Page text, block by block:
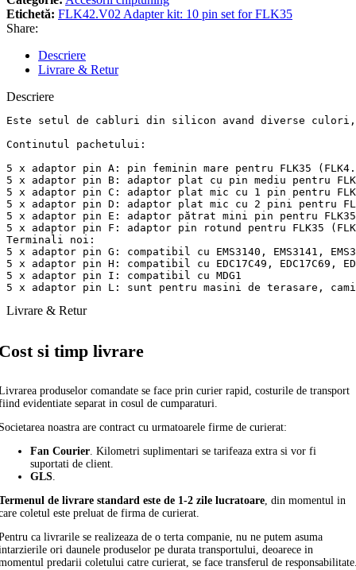
Etichetă: FLK42.V02 Adapter kit: 10 pin set for FLK35
Share:
Descriere
Livrare & Retur
Descriere
Este setul de cabluri din silicon avand diverse culori,
Continutul pachetului:
5 x adaptor pin A: pin feminin mare pentru FLK35
5 x adaptor pin B: adaptor plat cu pin mediu pentru
5 x adaptor pin C: adaptor plat mic cu 1 pin pentru
5 x adaptor pin D: adaptor plat mic cu 2 pini pentru
5 x adaptor pin E: adaptor pătrat mini pin pentru FLK35
5 x adaptor pin F: adaptor pin rotund pentru FLK35
Terminali noi:
5 x adaptor pin G: compatibil cu EMS3140, EMS3141,
5 x adaptor pin H: compatibil cu EDC17C49, EDC17C69,
5 x adaptor pin I: compatibil cu MDG1
Livrare & Retur
si timp livrare
produselor comandate se face prin curier rapid, costurile de transport
evidentiate separat in cosul de cumparaturi.
noastra are contract cu urmatoarele firme de curierat:
Fan Courier. Kilometri suplimentari se tarifeaza extra si vor fi
suportati de client.
GLS.
de livrare standard este de 1-2 zile lucratoare, din momentul in
coletul este preluat de firma de curierat.
ca livrarile se realizeaza de o terta companie, nu ne putem asuma
ori daunele produselor pe durata transportului, deoarece in
predarii coletului catre curierat, se face transferul de